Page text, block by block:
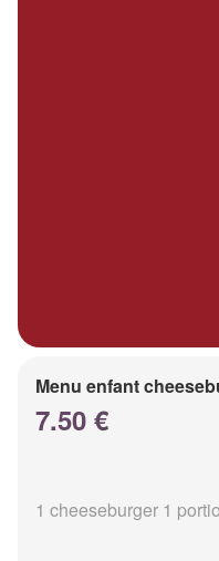
Menu enfant
7.50 €
1 cheeseburger 1